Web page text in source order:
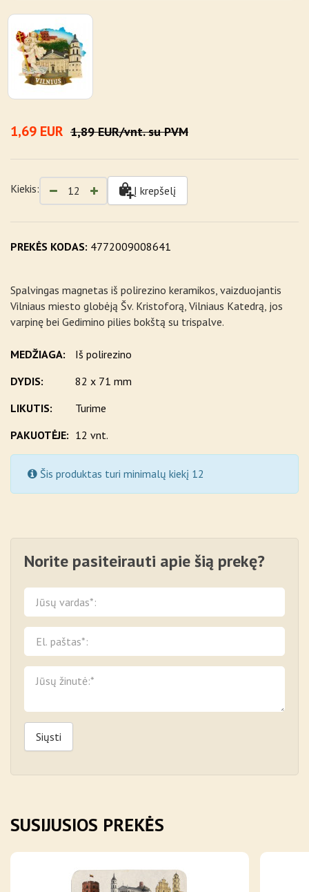
PREKĖS KODAS: 4772009008641
Spalvingas magnetas iš polirezino keramikos, vaizduojantis
Vilniaus miesto globėją Šv. Kristoforą, Vilniaus Katedrą, jos
varpinę bei Gedimino pilies bokštą su trispalve.
MEDŽIAGA:
Iš polirezino
DYDIS:
82 x 71 mm
LIKUTIS:
Turime
PAKUOTĖJE: 12 vnt.
1,69 EUR 1,89 EUR/vnt. su PVM
Kiekis: Į krepšelį
Šis produktas turi minimalų kiekį 12
Norite pasiteirauti apie šią prekę?
Siųsti
SUSIJUSIOS PREKĖS